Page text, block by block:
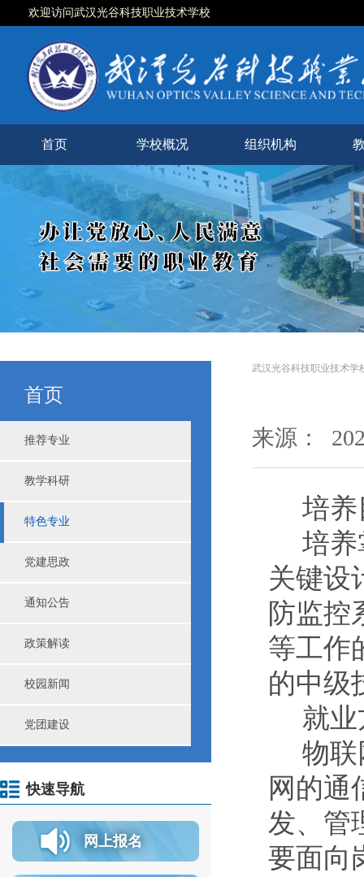
欢迎访问武汉光谷科技职业技术学校
首页 学校概况
现任领导
校徽校训
校园风光
组织机构
首页
推荐专业
教学科研
特色专业
党建思政
通知公告
政策解读
校园新闻
党团建设
快速导航
网上报名
武汉光谷科技职业技术学
来源：
培
培
关键设
防监控
等工作
的中级
就
物
网的通
发、管
要面向